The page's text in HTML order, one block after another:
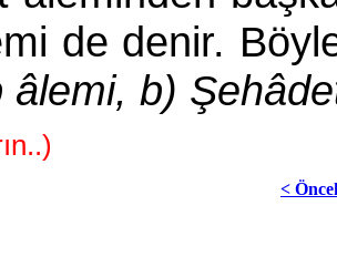
de denir.
âlemi, b)
<